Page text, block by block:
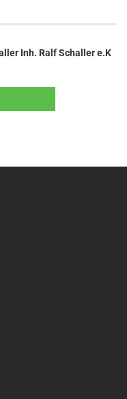
Inh. Ralf Schaller e.K